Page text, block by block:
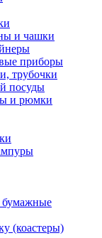
и чашки
приборы
трубочки
посуды
и рюмки
бумажные
(коастеры)